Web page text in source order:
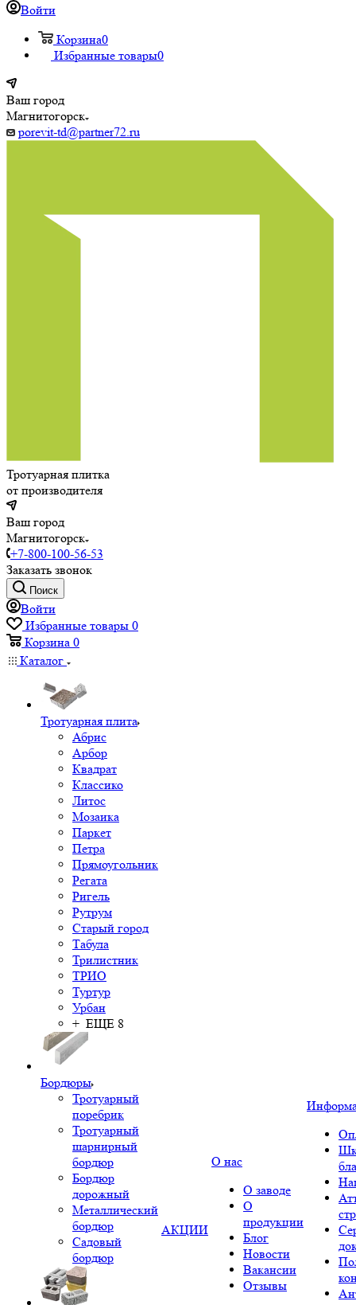
Войти
Корзина0
Избранные товары0
Ваш город
Магнитогорск
porevit-td@partner72.ru
Тротуарная плитка
от производителя
Ваш город
Магнитогорск
+7-800-100-56-53
Заказать звонок
Поиск
Войти
Избранные товары 0
Корзина 0
Каталог
Тротуарная плита
Абрис
Арбор
Квадрат
Классико
Литос
Мозаика
Паркет
Петра
Прямоугольник
Регата
Ригель
Рутрум
Старый город
Табула
Трилистник
ТРИО
Туртур
Урбан
+ ЕЩЕ 8
Бордюры
Тротуарный
поребрик
Тротуарный
шарнирный
бордюр
Бордюр
дорожный
Металлический
бордюр
Садовый
бордюр
АКЦИИ
О нас
О заводе
О
продукции
Блог
Новости
Вакансии
Отзывы